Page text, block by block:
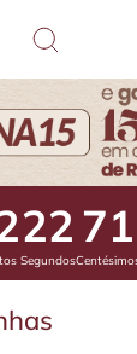
22
Segundos
34